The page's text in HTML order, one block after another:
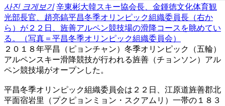
사진 크게보기 辛東彬大韓スキー協会長、金鍾徳文化体育観
光部長官、趙亮鎬平昌冬季オリンピック組織委員長（右か
ら）が２２日、旌善アルペン競技場の滑降コースを眺めてい
る。（写真＝平昌冬季オリンピック組織委員会）
２０１８年平昌（ピョンチャン）冬季オリンピック（五輪）
アルペンスキー滑降競技が行われる旌善（チョンソン）アル
ペン競技場がオープンした。
平昌冬季オリンピック組織委員会は２２日、江原道旌善郡北
平面宿岩里（プクピョンミョン・スクアムリ）一帯の１８３